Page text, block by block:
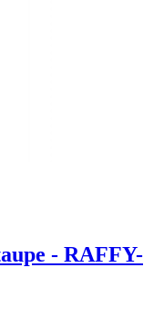
- RAFFY-